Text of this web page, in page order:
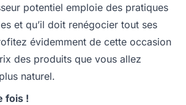
potentiel emploie des pratiques
et qu’il doit renégocier tout ses
évidemment de cette occasion
des produits que vous allez
naturel.
fois !